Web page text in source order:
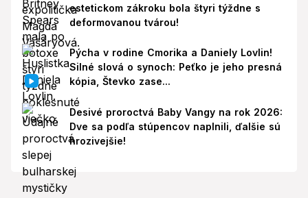
estetickom zákroku bola štyri týždne s
deformovanou tvárou!
Pýcha v rodine Cmorika a Daniely Lovlin!
Silné slová o synoch: Peťko je jeho presná
kópia, Števko zase...
Desivé proroctvá Baby Vangy na rok 2026:
Dve sa podľa stúpencov naplnili, ďalšie sú
hrozivejšie!